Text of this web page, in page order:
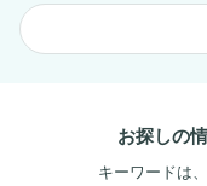
お探しの
キーワードは